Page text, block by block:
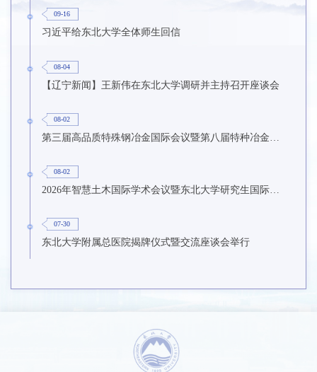
09-16
习近平给东北大学全体师生回信
08-04
【辽宁新闻】王新伟在东北大学调研并主持召开座谈会
08-02
08-02
2026年智慧土木国际学术会议暨东北大学研究生国际暑期学校第九期在东北大学召开
07-30
东北大学附属总医院揭牌仪式暨交流座谈会举行